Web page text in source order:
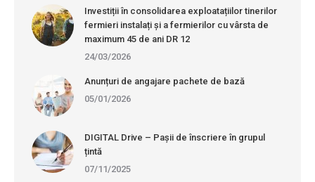
Investiții în consolidarea exploatațiilor tinerilor
fermieri instalați și a fermierilor cu vârsta de
maximum 45 de ani DR 12
24/03/2026
Anunțuri de angajare pachete de bază
05/01/2026
DIGITAL Drive – Pașii de înscriere în grupul
țintă
07/11/2025